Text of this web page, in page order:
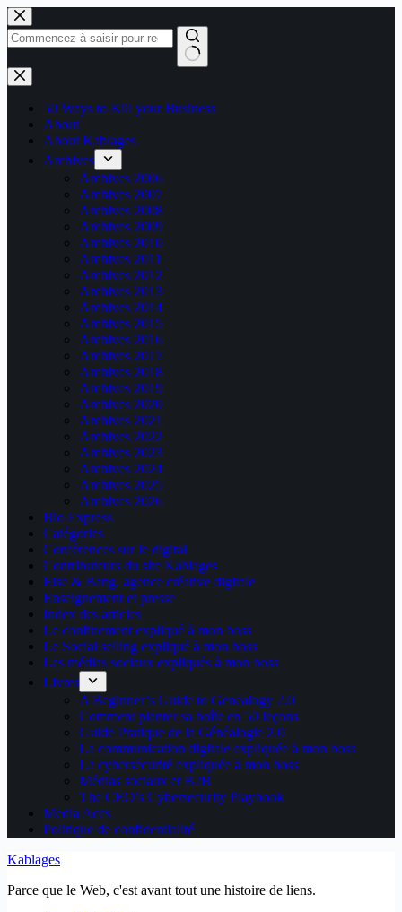
Passer
au
contenu
Aucun
résultat
50 Ways to Kill your Business
About
About Kablages
Archives
Archives 2006
Archives 2007
Archives 2008
Archives 2009
Archives 2010
Archives 2011
Archives 2012
Archives 2013
Archives 2014
Archives 2015
Archives 2016
Archives 2017
Archives 2018
Archives 2019
Archives 2020
Archives 2021
Archives 2022
Archives 2023
Archives 2024
Archives 2025
Archives 2026
Bio Express
Catégories
Conférences sur le digital
Contributeurs du site Kablages
Else & Bang, agence créative digitale
Enseignement et presse
Index des articles
Le confinement expliqué à mon boss
Le Social selling expliqué à mon boss
Les médias sociaux expliqués à mon boss
Livres
A Beginner’s Guide to Genealogy 2.0
Comment planter sa boîte en 50 leçons
Guide Pratique de la Généalogie 2.0
La communication digitale expliquée à mon boss
La cybersécurité expliquée à mon boss
Médias sociaux et B2B
The CEO’s Cybersecurity Playbook
Media Aces
Politique de confidentialité
Kablages
Parce que le Web, c'est avant tout une histoire de liens.